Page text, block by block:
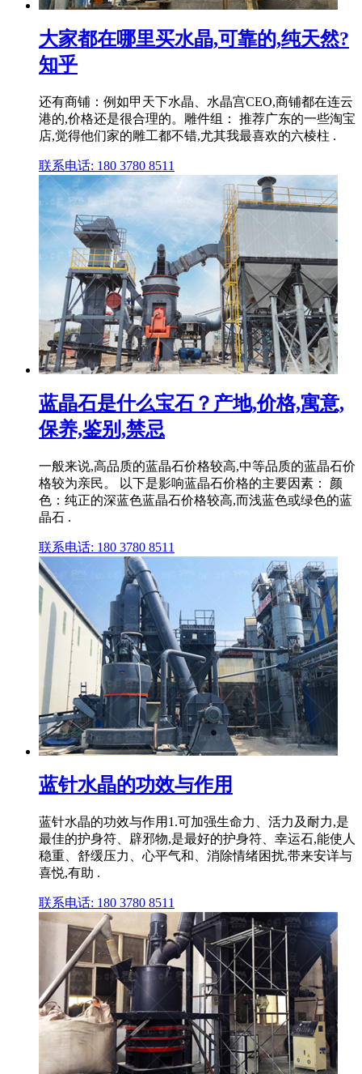
大家都在哪里买水晶,可靠的,纯天然?
知乎
还有商铺：例如甲天下水晶、水晶宫CEO,商铺都在连云
港的,价格还是很合理的。雕件组： 推荐广东的一些淘宝
店,觉得他们家的雕工都不错,尤其我最喜欢的六棱柱 .
联系电话: 180 3780 8511
蓝晶石是什么宝石？产地,价格,寓意,
保养,鉴别,禁忌
一般来说,高品质的蓝晶石价格较高,中等品质的蓝晶石价
格较为亲民。 以下是影响蓝晶石价格的主要因素： 颜
色：纯正的深蓝色蓝晶石价格较高,而浅蓝色或绿色的蓝
晶石 .
联系电话: 180 3780 8511
蓝针水晶的功效与作用
蓝针水晶的功效与作用1.可加强生命力、活力及耐力,是
最佳的护身符、辟邪物,是最好的护身符、幸运石,能使人
稳重、舒缓压力、心平气和、消除情绪困扰,带来安详与
喜悦,有助 .
联系电话: 180 3780 8511